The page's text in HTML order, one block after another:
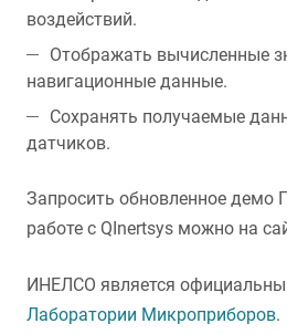
воздействий.
Отображать вычисленные
навигационные данные.
Сохранять получаемые
датчиков.
Запросить обновленное демо
работе с QInertsys можно на
ИНЕЛСО является
Лаборатории Микроприборов.